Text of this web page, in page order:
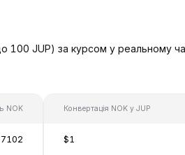
JUP) за курсом у реальному
NOK Конвертація NOK у JUP
$1